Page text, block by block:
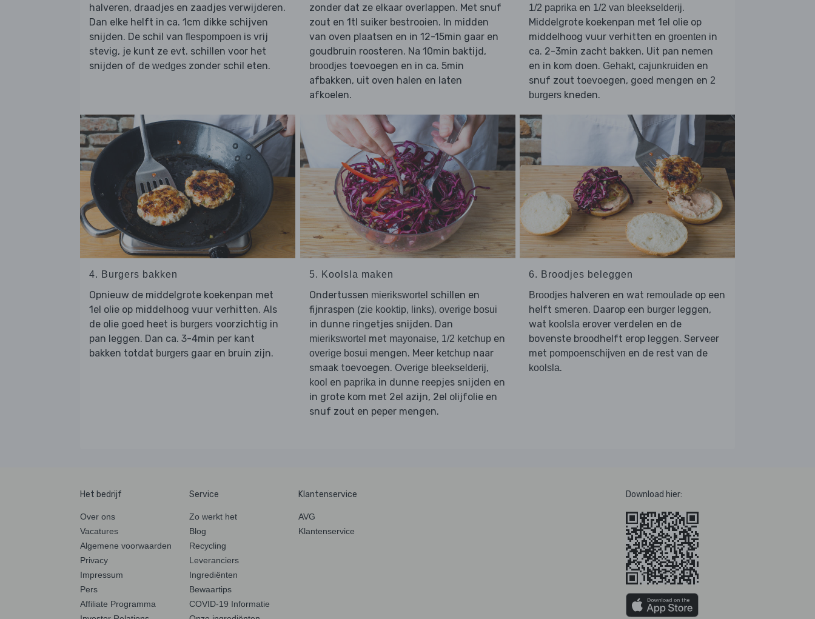
halveren, draadjes en zaadjes verwijderen.
Dan elke helft in ca. 1cm dikke schijven
snijden. De schil van flespompoen is vrij
stevig, je kunt ze evt. schillen voor het
snijden of de wedges zonder schil eten.
zonder dat ze elkaar overlappen. Met snuf
zout en 1tl suiker bestrooien. In midden
van oven plaatsen en in 12-15min gaar en
goudbruin roosteren. Na 10min baktijd,
broodjestoevoegen en in ca. 5min
afbakken, uit oven halen en laten
afkoelen.
1/2 paprika en 1/2 van bleekselderij.
Middelgrote koekenpan met 1el olie op
middelhoog vuur verhitten en groenten in
ca. 2-3min zacht bakken. Uit pan nemen
en in kom doen. Gehakt, cajunkruiden en
snuf zout toevoegen, goed mengen en 2
burgers kneden.
4. Burgers bakken
Opnieuw de middelgrote koekenpan met
1el olie op middelhoog vuur verhitten. Als
de olie goed heet is burgers voorzichtig in
pan leggen. Dan ca. 3-4min per kant
bakken totdat burgers gaar en bruin zijn.
5. Koolsla maken
Ondertussen mierikswortel schillen en
fijnraspen (zie kooktip, links), overige bosui
in dunne ringetjes snijden. Dan
mierikswortel met mayonaise, 1/2 ketchupen
overige bosui mengen. Meer ketchupnaar
smaak toevoegen. Overige bleekselderij,
kool en paprika in dunne reepjes snijden en
in grote kom met 2el azijn, 2el olijfolie en
snuf zout en peper mengen.
6. Broodjes beleggen
Broodjes halveren en wat remoulade op een
helft smeren. Daarop een burger leggen,
wat koolsla erover verdelen en de
bovenste broodhelft erop leggen. Serveer
met pompoenschijven en de rest van de
koolsla.
Het bedrijf
Over ons
Vacatures
Algemene voorwaarden
Privacy
Impressum
Pers
Affiliate Programma
Service
Zo werkt het
Blog
Recycling
Leveranciers
Ingrediënten
Bewaartips
COVID-19 Informatie
Klantenservice
AVG
Klantenservice
Download hier: